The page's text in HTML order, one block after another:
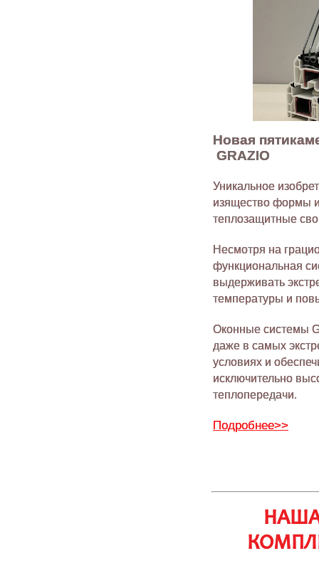
Новая
GRAZIO
Уникальное
изящество формы
теплозащитные
Несмотря на
функциональная
выдерживать
температуры и
Оконные системы
даже в самых
условиях и
исключительно
теплопередачи.
Подробнее>>